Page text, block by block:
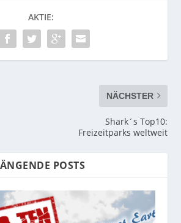
AKTIE:
NÄCHSTER
Shark´s Top10:
Freizeitparks weltweit
POSTS